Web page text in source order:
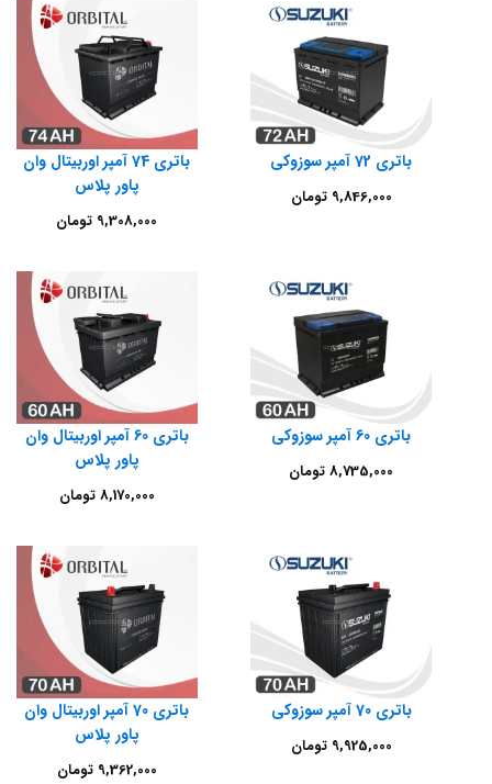
باتری 72 آمپر سوزوکی
9,846,000 تومان
باتری 74 آمپر اوربیتال وان
پاور پلاس
9,308,000 تومان
باتری 60 آمپر سوزوکی
8,735,000 تومان
باتری 60 آمپر اوربیتال وان
پاور پلاس
8,170,000تومان
باتری 70 آمپر سوزوکی
9,925,000 تومان
باتری 70 آمپر اوربیتال وان
پاور پلاس
9,362,000 تومان